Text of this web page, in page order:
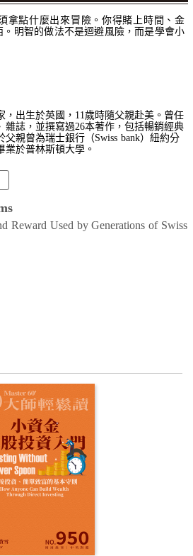
拿點什麼出來冒險。你得賭上時間、金
明智的做法不是迴避風險，而是學會小
，出生於英國，11歲時隨父親赴美。曾任
雜誌，並撰寫過26本著作，包括暢銷經典
父親曾為瑞士銀行（Swiss bank）紐約分
業於普林斯頓大學。
Reward Used by Generations of Swiss